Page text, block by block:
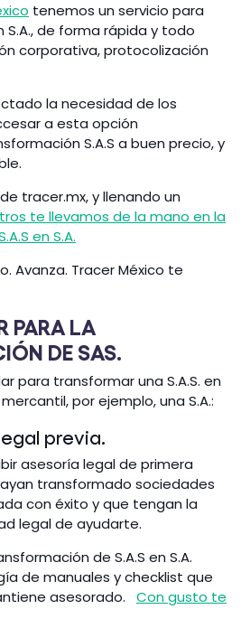
tenemos un servicio para
S.A., de forma rápida y todo
corporativa, protocolización
la necesidad de los
a esta opción
S.A.S a buen precio, y
tracer.mx, y llenando un
te llevamos de la mano en la
en S.A.
Avanza. Tracer México te
PARA LA
DE SAS.
para transformar una S.A.S. en
por ejemplo, una S.A.:
previa.
asesoría legal de primera
transformado sociedades
con éxito y que tengan la
legal de ayudarte.
de S.A.S en S.A.
de manuales y checklist que
asesorado. Con gusto te